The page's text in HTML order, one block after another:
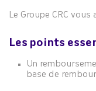
Le Groupe CRC
Les points
Un
base de